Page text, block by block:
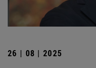
26 | 08 | 2025